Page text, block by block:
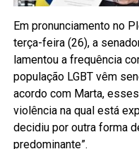
Em pronunciamento no
terça-feira (26), a
lamentou a frequência
população LGBT vêm
acordo com Marta,
violência na qual está
decidiu por outra forma
predominante”.